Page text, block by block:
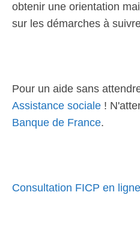
obtenir une orientation
sur les démarches à
Pour un aide sans
Assistance sociale !
Banque de France.
Consultation FICP en ligne